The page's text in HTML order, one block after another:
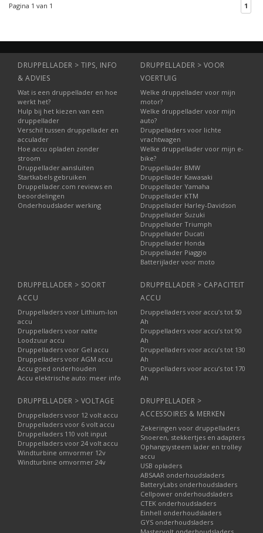
Pagina 1 van 1 1
DRUPPELLADER > TIPS, INFO
& ADVIES
Wat is een druppellader en hoe
werkt het?
Hulp bij het kiezen van een
druppellader
Verschil tussen druppellader en
acculader
Hoe accu opladen zonder
stroom
Druppellader aansluiten
Startkabels gebruiken
Druppellader.com reviews en
beoordelingen
Onderhoudslader werking
DRUPPELLADER > VOOR
VOERTUIG
Welke druppellader voor mijn
motor?
Welke druppellader voor mijn
auto?
Druppelladers voor lichte
vrachtwagen
Welke druppellader voor mijn e-
bike?
Druppellader BMW
Druppellader Kawasaki
Druppellader Yamaha
Druppellader KTM
Druppellader Harley-Davidson
Druppellader Suzuki
Druppellader Triumph
Druppellader Ducati
Druppellader Honda
Druppellader Piaggio
Batterijlader voor moto
DRUPPELLADER > SOORT
ACCU
Druppelladers voor Lithium-Ion
accu
Druppelladers voor natte
Loodzuur accu
Druppelladers voor Gel accu
Druppelladers voor AGM accu
Accu goed onderhouden
Accu elektrische auto: meer info
DRUPPELLADER > CAPACITEIT
ACCU
Druppelladers voor accu’s tot 50
Ah
Druppelladers voor accu’s tot 90
Ah
Druppelladers voor accu’s tot 130
Ah
Druppelladers voor accu’s tot 170
Ah
DRUPPELLADER > VOLTAGE
Druppelladers voor 12 volt accu
Druppelladers voor 6 volt accu
Druppelladers 110 volt input
Druppelladers voor 24 volt accu
Windturbine omvormer 12v
Windturbine omvormer 24v
DRUPPELLADER >
ACCESSOIRES & MERKEN
Zekeringen voor druppelladers
Snoeren, stekkertjes en adapters
Ophangsysteem lader en trolley
accu
USB opladers
ABSAAR onderhoudsladers
BatteryLabs onderhoudsladers
Cellpower onderhoudsladers
CTEK onderhoudsladers
Einhell onderhoudsladers
GYS onderhoudsladers
Mastervolt onderhoudsladers